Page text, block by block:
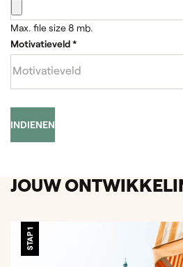
Max. file size 8 mb.
Motivatieveld*
INDIENEN
JOUW
STAP 1